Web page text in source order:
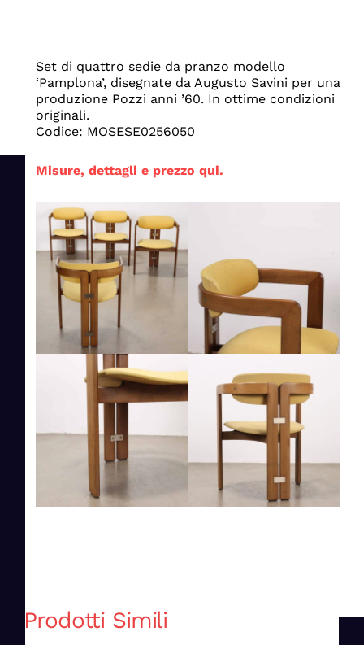
Set di quattro sedie da pranzo modello
‘Pamplona’, disegnate da Augusto Savini per una
produzione Pozzi anni ’60. In ottime condizioni
originali.
Codice: MOSESE0256050
Misure, dettagli e prezzo qui.
Prodotti Simili